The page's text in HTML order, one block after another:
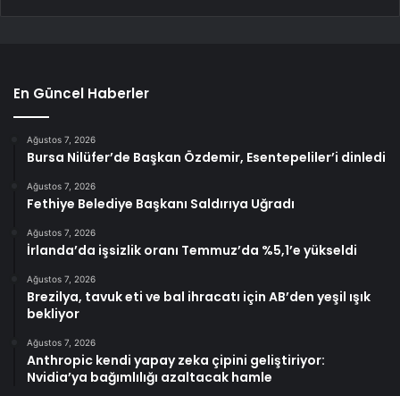
En Güncel Haberler
Ağustos 7, 2026
Bursa Nilüfer’de Başkan Özdemir, Esentepeliler’i dinledi
Ağustos 7, 2026
Fethiye Belediye Başkanı Saldırıya Uğradı
Ağustos 7, 2026
İrlanda’da işsizlik oranı Temmuz’da %5,1’e yükseldi
Ağustos 7, 2026
Brezilya, tavuk eti ve bal ihracatı için AB’den yeşil ışık
bekliyor
Ağustos 7, 2026
Anthropic kendi yapay zeka çipini geliştiriyor:
Nvidia’ya bağımlılığı azaltacak hamle